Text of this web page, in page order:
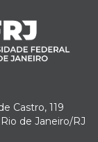
Castro, 119
de Janeiro/RJ